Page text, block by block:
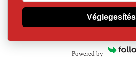
Véglegesítés
Powered by